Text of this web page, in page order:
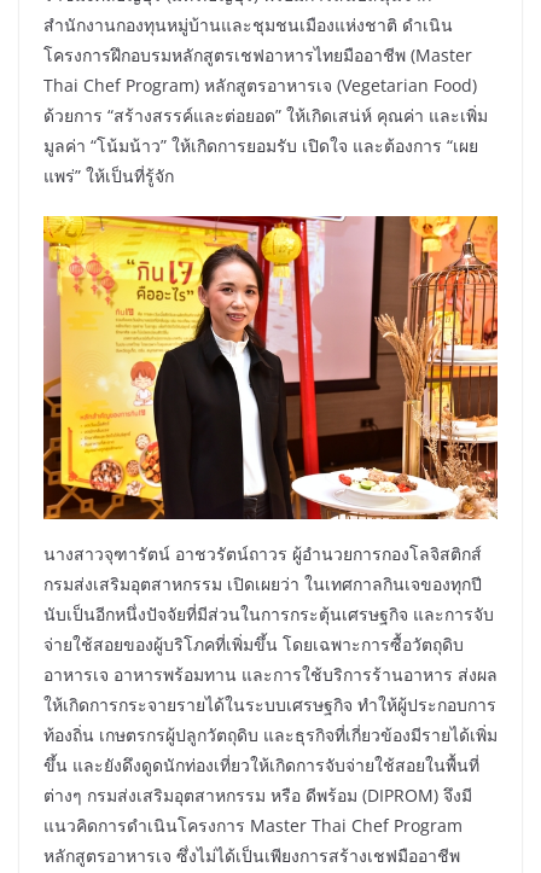
สำนักงานกองทุนหมู่บ้านและชุมชนเมืองแห่งชาติ ดำเนิน
โครงการฝึกอบรมหลักสูตรเชฟอาหารไทยมืออาชีพ (Master
Thai Chef Program) หลักสูตรอาหารเจ (Vegetarian Food)
ด้วยการ “สร้างสรรค์และต่อยอด” ให้เกิดเสน่ห์ คุณค่า และเพิ่ม
มูลค่า “โน้มน้าว” ให้เกิดการยอมรับ เปิดใจ และต้องการ “เผย
แพร่” ให้เป็นที่รู้จัก
นางสาวจุฑารัตน์ อาชวรัตน์ถาวร ผู้อำนวยการกองโลจิสติกส์
กรมส่งเสริมอุตสาหกรรม เปิดเผยว่า ในเทศกาลกินเจของทุกปี
นับเป็นอีกหนึ่งปัจจัยที่มีส่วนในการกระตุ้นเศรษฐกิจ และการจับ
จ่ายใช้สอยของผู้บริโภคที่เพิ่มขึ้น โดยเฉพาะการซื้อวัตถุดิบ
อาหารเจ อาหารพร้อมทาน และการใช้บริการร้านอาหาร ส่งผล
ให้เกิดการกระจายรายได้ในระบบเศรษฐกิจ ทำให้ผู้ประกอบการ
ท้องถิ่น เกษตรกรผู้ปลูกวัตถุดิบ และธุรกิจที่เกี่ยวข้องมีรายได้เพิ่ม
ขึ้น และยังดึงดูดนักท่องเที่ยวให้เกิดการจับจ่ายใช้สอยในพื้นที่
ต่างๆ กรมส่งเสริมอุตสาหกรรม หรือ ดีพร้อม (DIPROM) จึงมี
แนวคิดการดำเนินโครงการ Master Thai Chef Program
หลักสูตรอาหารเจ ซึ่งไม่ได้เป็นเพียงการสร้างเชฟมืออาชีพ